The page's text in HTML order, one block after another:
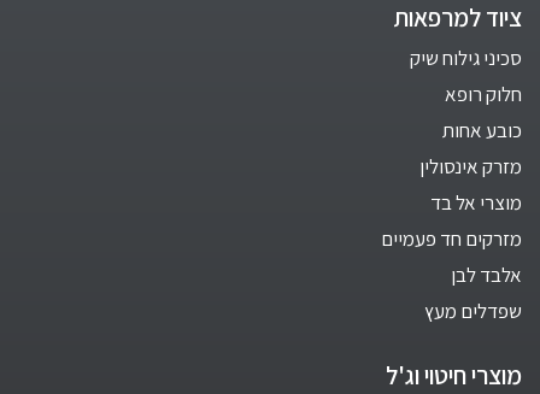
ציוד למרפאות
סכיני גילוח שיק
חלוק רופא
כובע אחות
מזרק אינסולין
מוצרי אל בד
מזרקים חד פעמיים
אלבד לבן
שפדלים מעץ
מוצרי חיטוי וג'ל